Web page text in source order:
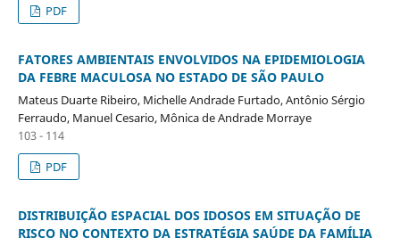
PDF
FATORES AMBIENTAIS ENVOLVIDOS NA EPIDEMIOLOGIA
DA FEBRE MACULOSA NO ESTADO DE SÃO PAULO
Mateus Duarte Ribeiro, Michelle Andrade Furtado, Antônio Sérgio
Ferraudo, Manuel Cesario, Mônica de Andrade Morraye
103 - 114
PDF
DISTRIBUIÇÃO ESPACIAL DOS IDOSOS EM SITUAÇÃO DE
RISCO NO CONTEXTO DA ESTRATÉGIA SAÚDE DA FAMÍLIA